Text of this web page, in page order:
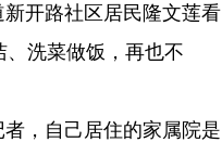
开路社区居民隆文莲看
洗菜做饭，再也不
，自己居住的家属院是